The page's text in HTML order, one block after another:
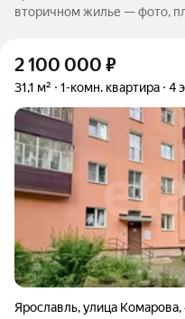
вторичном жилье — фото,
2 100 000 ₽
31,1 м² 1-комн. квартира 4
Ярославль,улица Комарова,